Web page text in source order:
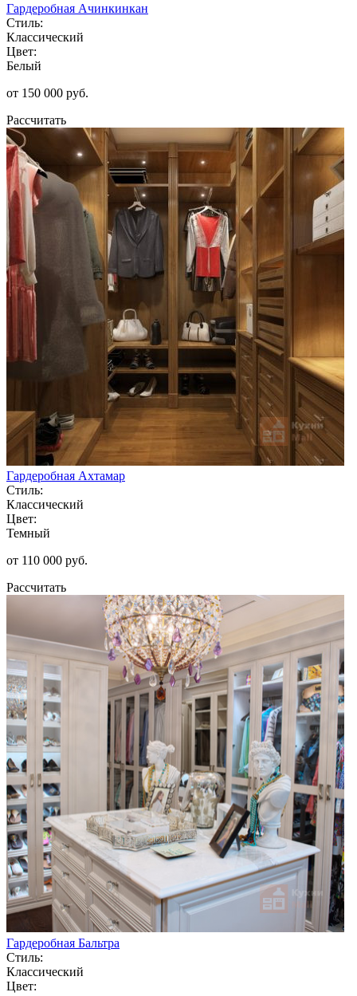
Гардеробная Ачинкинкан
Стиль:
Классический
Цвет:
Белый
от 150 000 руб.
Рассчитать
Гардеробная Ахтамар
Стиль:
Классический
Цвет:
Темный
от 110 000 руб.
Рассчитать
Гардеробная Бальтра
Стиль:
Классический
Цвет: